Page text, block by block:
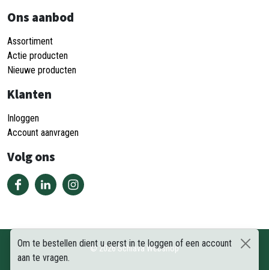
Om te bestellen dient u eerst in te loggen of een account
aan te vragen.
Ons aanbod
Assortiment
Actie producten
Nieuwe producten
Klanten
Inloggen
Account aanvragen
Volg ons
©2026Schiava Webshop